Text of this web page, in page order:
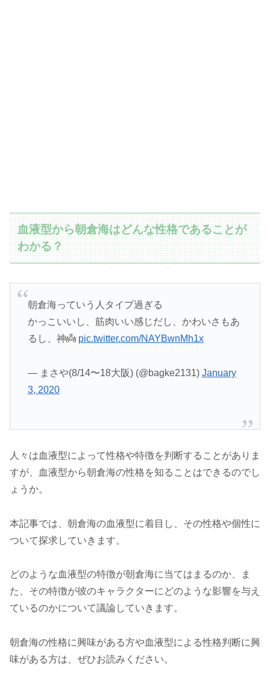
血液型から朝倉海はどんな性格であることが
わかる？
朝倉海っていう人タイプ過ぎる
かっこいいし、筋肉いい感じだし、かわいさもあ
るし、神👼 pic.twitter.com/NAYBwnMh1x
— まさや(8/14〜18大阪) (@bagke2131) January
3, 2020
人々は血液型によって性格や特徴を判断することがありま
すが、血液型から朝倉海の性格を知ることはできるのでし
ょうか。
本記事では、朝倉海の血液型に着目し、その性格や個性に
ついて探求していきます。
どのような血液型の特徴が朝倉海に当てはまるのか、ま
た、その特徴が彼のキャラクターにどのような影響を与え
ているのかについて議論していきます。
朝倉海の性格に興味がある方や血液型による性格判断に興
味がある方は、ぜひお読みください。